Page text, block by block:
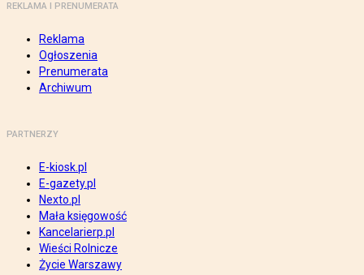
REKLAMA I PRENUMERATA
Reklama
Ogłoszenia
Prenumerata
Archiwum
PARTNERZY
E-kiosk.pl
E-gazety.pl
Nexto.pl
Mała księgowość
Kancelarierp.pl
Wieści Rolnicze
Życie Warszawy